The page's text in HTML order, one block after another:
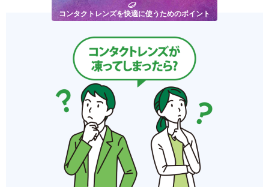
コンタクトレンズを快適に使うためのポイント